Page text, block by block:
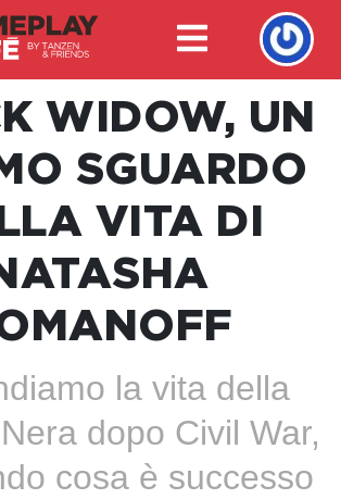
WIDOW, UN
SGUARDO
VITA DI
la vita della
dopo Civil War,
cosa è successo